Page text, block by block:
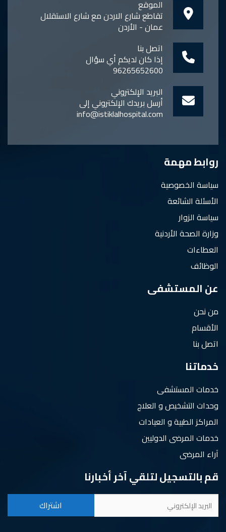
الموقع
تقاطع شارع الاردن مع شارع الاستقلال
عمان - الأردن
اتصل بنا
إذا كان لديكم أي سؤال
96265652600
البريد الإلكتروني
أرسل بريدك الإلكتروني إلى
info@istiklalhospital.com
روابط مهمة
سياسة الخصوصية
الأسئلة الشائعة
سياسة الزوار
وزارة الصحة الأردنية
العطاءات
الوظائف
عن المستشفى
من نحن
الأقسام
اتصل بنا
خدماتنا
خدمات المستشفى
وحدات التشخيص و العلاج
المراكز الطبية و العيادات
خدمات المرضى الدوليين
آراء المرضى
قم بالتسجيل لتلقي آخر أخبارنا